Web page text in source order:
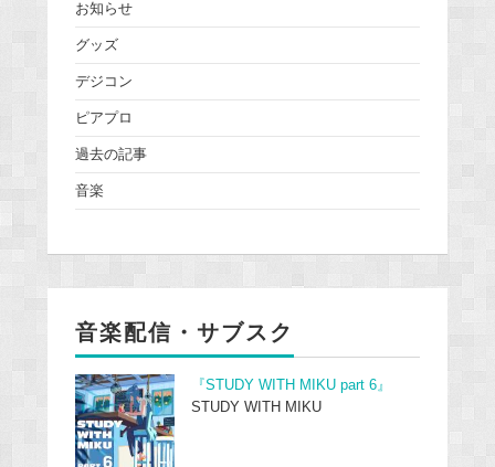
お知らせ
グッズ
デジコン
ピアプロ
過去の記事
音楽
音楽配信・サブスク
『STUDY WITH MIKU part 6』
STUDY WITH MIKU